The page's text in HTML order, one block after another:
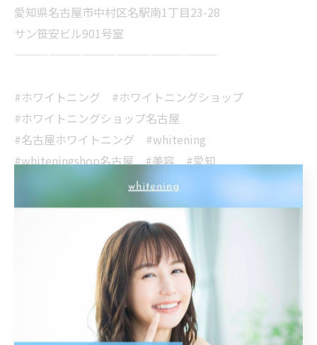
愛知県名古屋市中村区名駅南1丁目23-28
サン笹安ビル901号室
#ホワイトニング #ホワイトニングショップ
#ホワイトニングショップ名古屋
#名古屋ホワイトニング #whitening
#whiteningshop名古屋 #美容 #愛知
#名古屋 #名古屋駅 #美意識 #専門店
#ホワイトニング専門店 #オーラルケア
#歯科医師提携 #安心安全 #笑顔
#イメチェン #印象UP #美男 #美女